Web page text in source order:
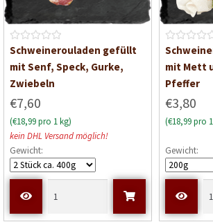
B
e
r
t
e
t
m
i
Schweinerouladen gefüllt
mit Senf, Speck, Gurke,
Zwiebeln
€7,60
(€18,99 pro 1 kg)
kein DHL Versand möglich!
Gewicht:
B
e
w
r
t
t
m
i
mit Mett
Pfeffer
€3,80
(€18,99 pro
Gewicht: